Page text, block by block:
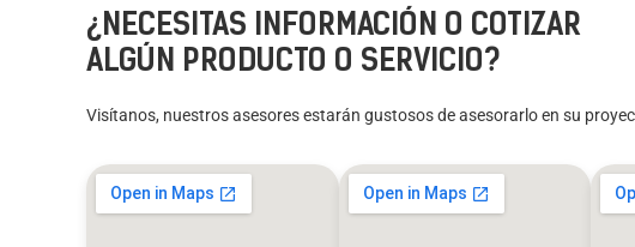
¿NECESITAS INFORMACIÓN O COTIZAR
ALGÚN PRODUCTO O SERVICIO?
Visítanos, nuestros asesores estarán gustosos de asesorarlo en su